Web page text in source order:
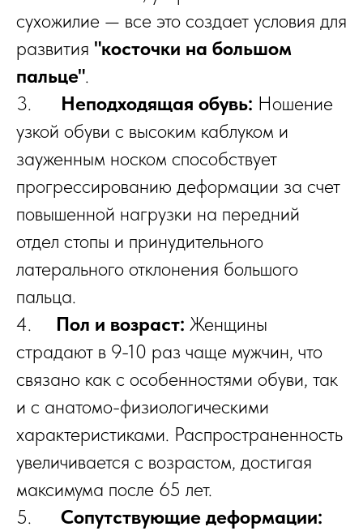
сухожилие — все это создает условия для
развития "косточки на большом
пальце".
3. Неподходящая обувь: Ношение
узкой обуви с высоким каблуком и
зауженным носком способствует
прогрессированию деформации за счет
повышенной нагрузки на передний
отдел стопы и принудительного
латерального отклонения большого
пальца.
4. Пол и возраст: Женщины
страдают в 9-10 раз чаще мужчин, что
связано как с особенностями обуви, так
и с анатомо-физиологическими
характеристиками. Распространенность
увеличивается с возрастом, достигая
максимума после 65 лет.
5. Сопутствующие деформации: